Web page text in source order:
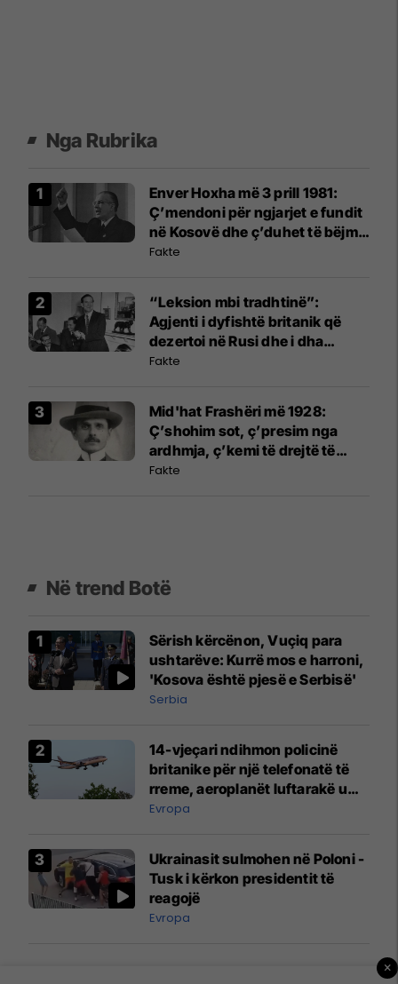
Nga Rubrika
Enver Hoxha më 3 prill 1981:
Ç’mendoni për ngjarjet e fundit
në Kosovë dhe ç’duhet të bëjmë
ne?
Fakte
“Leksion mbi tradhtinë”:
Agjenti i dyfishtë britanik që
dezertoi në Rusi dhe i dha
mësim armikut
Fakte
Mid'hat Frashëri më 1928:
Ç’shohim sot, ç’presim nga
ardhmja, ç’kemi të drejtë të
kërkojmë buron nga Lidhja e
Fakte
Në trend Botë
Sërish kërcënon, Vuçiq para
ushtarëve: Kurrë mos e harroni,
'Kosova është pjesë e Serbisë'
Serbia
14-vjeçari ndihmon policinë
britanike për një telefonatë të
rreme, aeroplanët luftarakë u
ngritën në ajër për të
Mançesterit
Evropa
Ukrainasit sulmohen në Poloni -
Tusk i kërkon presidentit të
reagojë
Evropa
×